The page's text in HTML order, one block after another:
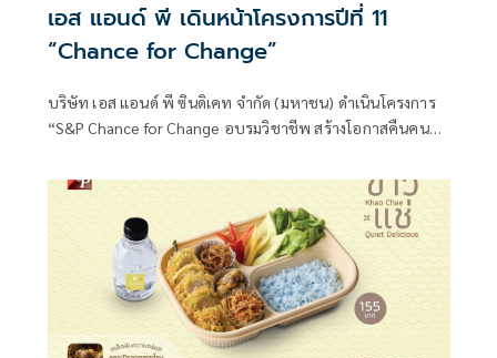
เอส แอนด์ พี เดินหน้าโครงการปีที่ 11
“Chance for Change”
บริษัท เอส แอนด์ พี ซินดิเคท จำกัด (มหาชน) ดำเนินโครงการ
“S&P Chance for Change อบรมวิชาชีพ สร้างโอกาสคืนคนดีสู่
ใหม่แก่ผู้ต้องขัง โดยการถ่ายทอดความรู้และทักษะวิชาชีพด้าน
อาหาร เบเกอรี่ และเครื่องดื่ม เพื่อให้พวกเขาสามารถสร้างราย
ได้และกลับคืนสู่สังคมได้อย่างมั่นคง คุณมณีสุดา ศิลาอ่อน